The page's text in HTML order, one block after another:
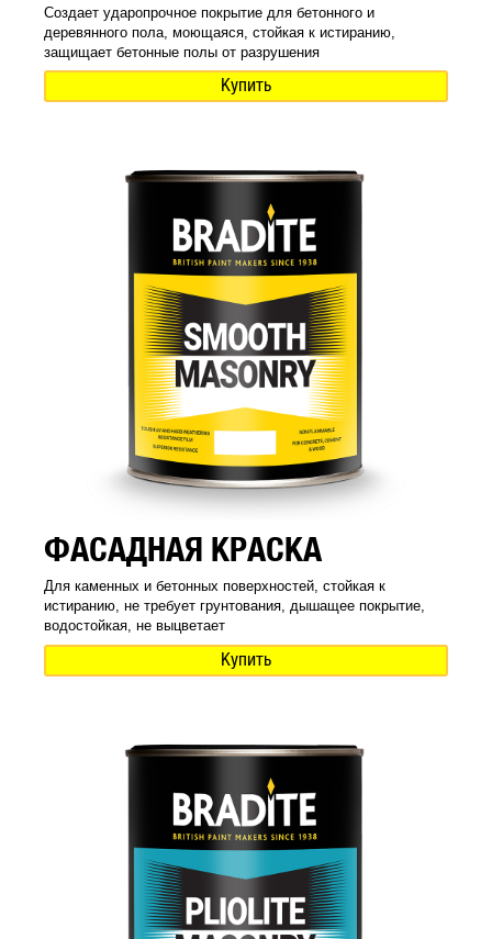
Создает ударопрочное покрытие для бетонного и
деревянного пола, моющаяся, стойкая к истиранию,
защищает бетонные полы от разрушения
Купить
ФАСАДНАЯ КРАСКА
Для каменных и бетонных поверхностей, стойкая к
истиранию, не требует грунтования, дышащее покрытие,
водостойкая, не выцветает
Купить